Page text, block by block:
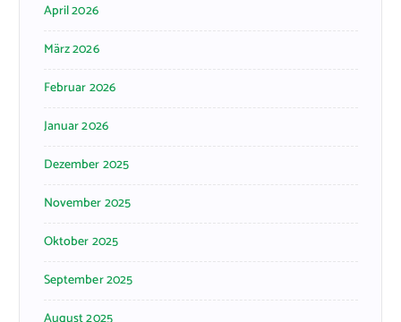
April 2026
März 2026
Februar 2026
Januar 2026
Dezember 2025
November 2025
Oktober 2025
September 2025